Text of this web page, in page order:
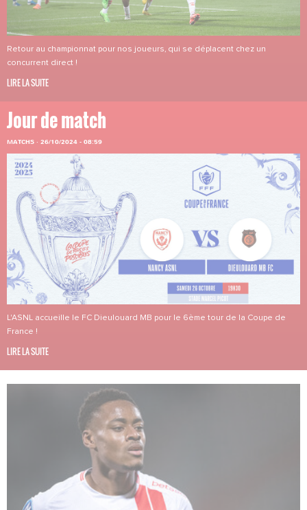
Retour au championnat pour nos joueurs, qui se déplacent chez un
concurrent direct !
LIRE LA SUITE
Jour de match
MATCHS · 26/10/2024 - 08:59
L'ASNL accueille le FC Dieulouard MB pour le 6ème tour de la Coupe de
France !
LIRE LA SUITE